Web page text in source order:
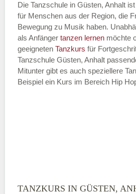
Die Tanzschule in Güsten, Anhalt
für Menschen aus der Region, die
Bewegung zu Musik haben.
als Anfänger tanzen lernen möchte
geeigneten Tanzkurs für
Tanzschule Güsten, Anhalt
Mitunter gibt es auch speziellere
Beispiel ein Kurs im Bereich Hip
TANZKURS IN GÜSTEN,